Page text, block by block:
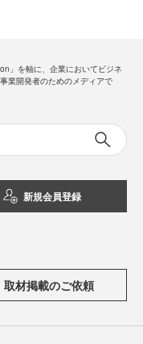
」を軸に、企業においてビジネ
業開発者のためのメディアで
新規会員登録
取材掲載のご依頼